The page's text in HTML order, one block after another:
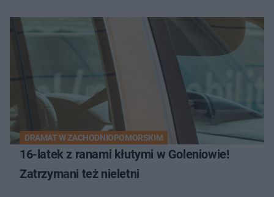
DRAMAT W ZACHODNIOPOMORSKIM
16-latek z ranami kłutymi w Goleniowie!
Zatrzymani też nieletni